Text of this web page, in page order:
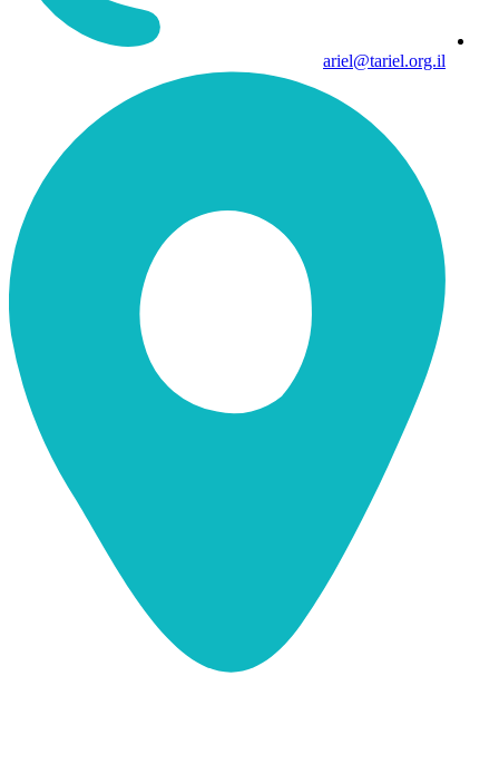
ariel@tariel.org.il